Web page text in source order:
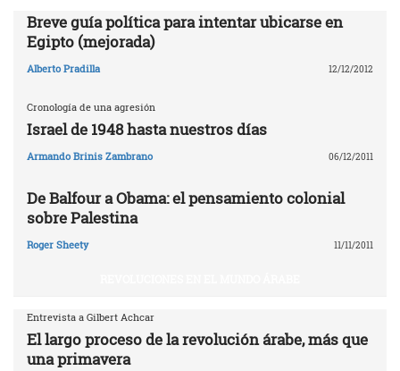
Breve guía política para intentar ubicarse en
Egipto (mejorada)
Alberto Pradilla 12/12/2012
Cronología de una agresión
Israel de 1948 hasta nuestros días
Armando Brinis Zambrano 06/12/2011
De Balfour a Obama: el pensamiento colonial
sobre Palestina
Roger Sheety 11/11/2011
Entrevista a Gilbert Achcar
El largo proceso de la revolución árabe, más que
una primavera